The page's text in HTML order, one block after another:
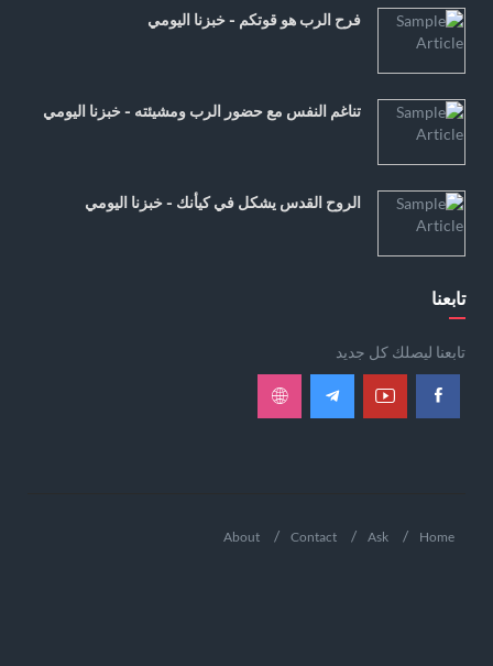
فرح الرب هو قوتكم - خبزنا اليومي
تناغم النفس مع حضور الرب ومشيئته - خبزنا اليومي
الروح القدس يشكل في كيأنك - خبزنا اليومي
تابعنا
تابعنا ليصلك كل جديد
Home
Ask
Contact
About